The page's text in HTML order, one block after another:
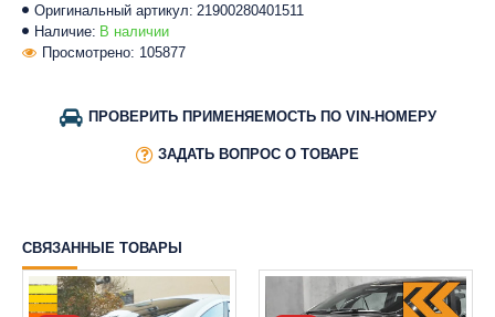
Наличие: В наличии
Оригинальный артикул: 21900280401511
Просмотрено: 105877
ПРОВЕРИТЬ ПРИМЕНЯЕМОСТЬ ПО VIN-НОМЕРУ
ЗАДАТЬ ВОПРОС О ТОВАРЕ
СВЯЗАННЫЕ ТОВАРЫ